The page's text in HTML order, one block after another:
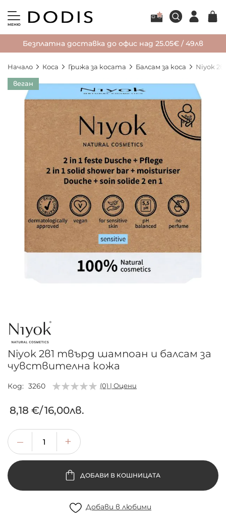
МЕНЮ
Безплатна доставка до офис над 25.05€ / 49лв
Начало Коса Грижа за косата Балсам за коса Niyok
веган
Преминете
галерията
изображенията
на
галерия
със
снимки
Niyok 2в1 твърд шампоан и балсам за
чувствителна кожа
Код 3260 (0) | Оцени
8,18 €/16,00лв.
ДОБАВИ В КОШНИЦАТА
Добави в любими